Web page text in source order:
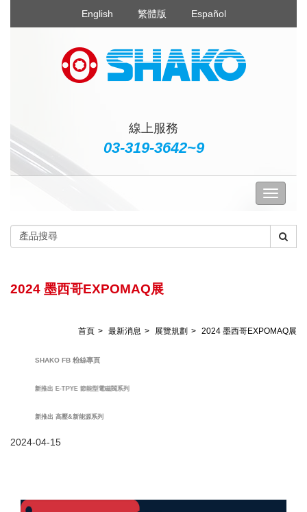
English 繁體版 Español
線上服務
03-319-3642~9
2024 墨西哥EXPOMAQ展
首頁 最新消息 展覽規劃 2024 墨西哥EXPOMAQ展
SHAKO FB 粉絲專頁
新推出 E-TPYE 節能型電磁閥系列
新推出 高壓&新能源系列
2024-04-15